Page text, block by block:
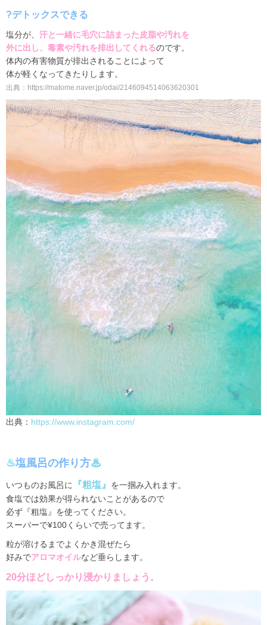
?デトックスできる
塩分が、 汗と一緒に毛穴に詰まった皮脂や汚れを
外に出し、毒素や汚れを排出してくれるのです。
体内の有害物質が排出されることによって
体が軽くなってきたりします。
出典： https://matome.naver.jp/odai/2146094514063620301
出典： https://www.instagram.com/
♨︎塩風呂の作り方♨︎
いつものお風呂に 『粗塩』 を一掴み入れます。
食塩では効果が得られないことがあるので
必ず『粗塩』を使ってください。
スーパーで¥100くらいで売ってます。
粒が溶けるまでよくかき混ぜたら
好みでアロマオイルなど垂らします。
20分ほどしっかり浸かりまし ょう 。